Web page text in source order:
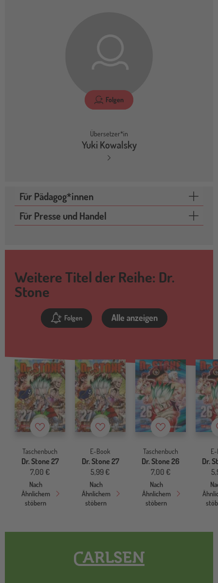
Folgen
Übersetzer*in
Yuki Kowalsky
Für Pädagog*innen
Für Presse und Handel
Weitere Titel der Reihe: Dr.
Stone
Folgen Alle anzeigen
Merkzettel
Taschenbuch
Dr. Stone 27
7,00 €
Nach
Ähnlichem
stöbern
Merkzettel
E-Book
Dr. Stone 27
5,99 €
Nach
Ähnlichem
stöbern
Merkzettel
Taschenbuch
Dr. Stone 26
7,00 €
Nach
Ähnlichem
stöbern
Dr.